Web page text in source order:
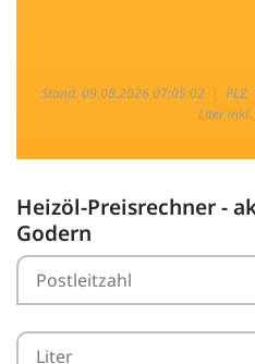
Stand: 09.08.2026 07:05:02 |
Liter inkl.
Heizöl-Preisrechner -
Godern